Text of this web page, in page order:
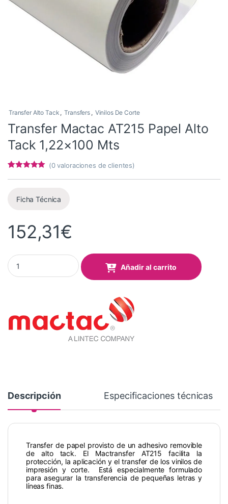
Transfer Alto Tack , Transfers , Vinilos De Corte
Transfer Mactac AT215 Papel Alto
Tack 1,22×100 Mts
valoracione
s de
(0valoraciones de clientes)
Ficha Técnica
152,31€
Transfer Mactac AT215 Papel Alto Tack 1,22x100 Mts quantity
Añadir al carrito
Descripción Especificaciones técnicas
Transfer de papel provisto de un adhesivo removible
de alto tack. El Mactransfer AT215 facilita la
protección, la aplicación y el transfer de los vinilos de
impresión y corte. Está especialmente formulado
para asegurar la transferencia de pequeñas letras y
líneas finas.